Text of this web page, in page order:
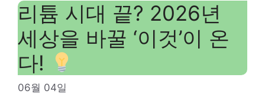
리튬 시대 끝? 2026년
세상을 바꿀 ‘이것’이 온
다!
06월 04일